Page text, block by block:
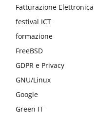
Fatturazione Elettronica
festival ICT
formazione
FreeBSD
GDPR e Privacy
GNU/Linux
Google
Green IT